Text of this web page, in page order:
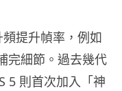
提升幀率，例如
完細節。過去幾代
5 則首次加入「神